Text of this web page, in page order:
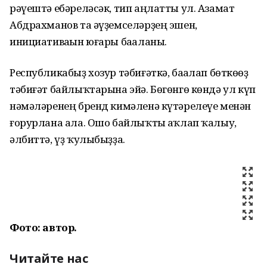
рәүештә ебәреләсәк, тип аңлатты ул. Азамат
Абдрахманов та әүҙемселәрҙең эшен,
инициативаһын юғары баһаланы.
Республикабыҙ хозур тәбиғәткә, баһалап бөткөһөҙ
тәбиғәт байлыҡтарына эйә. Бөгөнгө көндә ул күп
нәмәләренең бренд кимәленә күтәрелеүе менән
ғорурлана ала. Ошо байлыҡты һаҡлап ҡалыу,
әлбиттә, үҙ ҡулыбыҙҙа.
Фото: автор.
Читайте нас